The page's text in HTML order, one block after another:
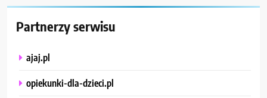
Partnerzy serwisu
ajaj.pl
opiekunki-dla-dzieci.pl